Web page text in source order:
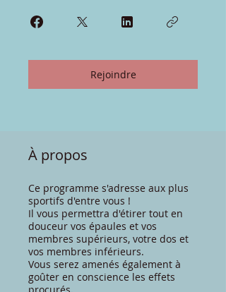
Rejoindre
À propos
Ce programme s'adresse aux plus
sportifs d'entre vous !
Il vous permettra d'étirer tout en
douceur vos épaules et vos
membres supérieurs, votre dos et
vos membres inférieurs.
Vous serez amenés également à
goûter en conscience les effets